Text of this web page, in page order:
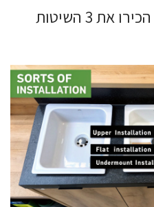
איך מתקינים את הכיור? הכירו את 3 השיטות